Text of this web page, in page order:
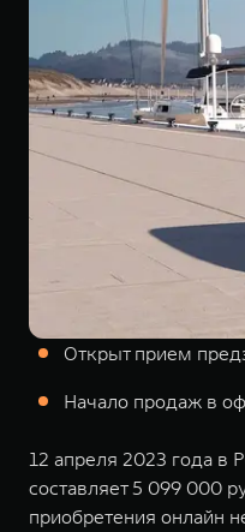
Открыт прием
Начало продаж в
12 апреля 2023 года в
составляет 5 099 000
приобретения онлайн